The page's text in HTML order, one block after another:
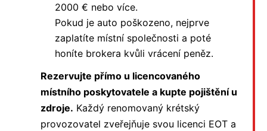
2000 € nebo více.
Pokud je auto poškozeno, nejprve
zaplatíte místní společnosti a poté
honíte brokera kvůli vrácení peněz.
Rezervujte přímo u licencovaného
místního poskytovatele a kupte pojištění u
zdroje. Každý renomovaný krétský
provozovatel zveřejňuje svou licenci EOT a